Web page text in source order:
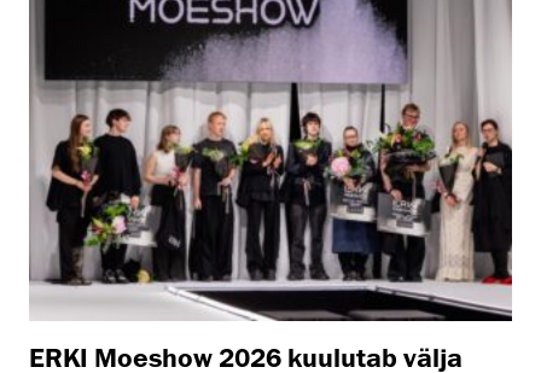
ERKI Moeshow 2026 kuulutab välja